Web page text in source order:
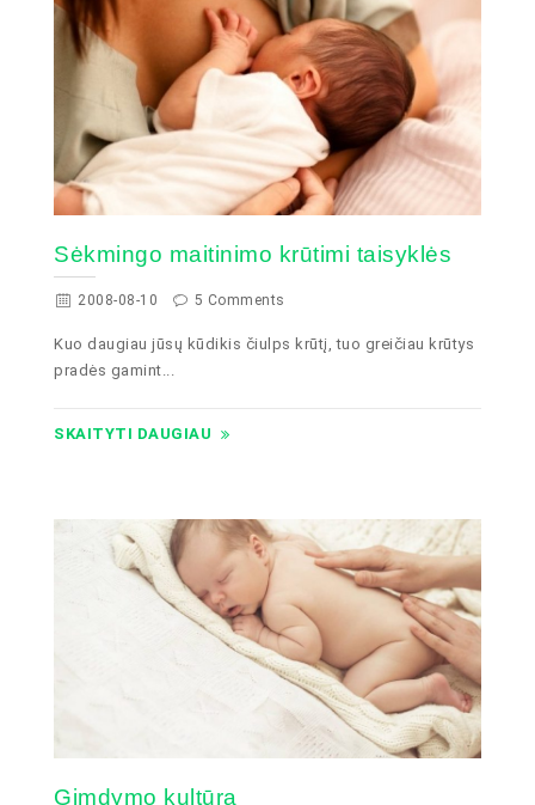
Sėkmingo maitinimo krūtimi taisyklės
2008-08-10 5 Comments
Kuo daugiau jūsų kūdikis čiulps krūtį, tuo greičiau krūtys
pradės gamint...
SKAITYTI DAUGIAU
Gimdymo kultūra